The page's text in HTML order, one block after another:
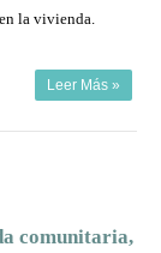
lavandería
la vivienda.
Leer Más »
comunitaria,